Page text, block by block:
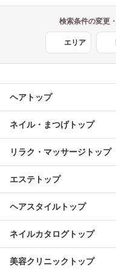
検索条件の変更
エリア
ヘアトップ
ネイル・まつげトップ
リラク・マッサージトップ
エステトップ
ヘアスタイルトップ
ネイルカタログトップ
美容クリニックトップ